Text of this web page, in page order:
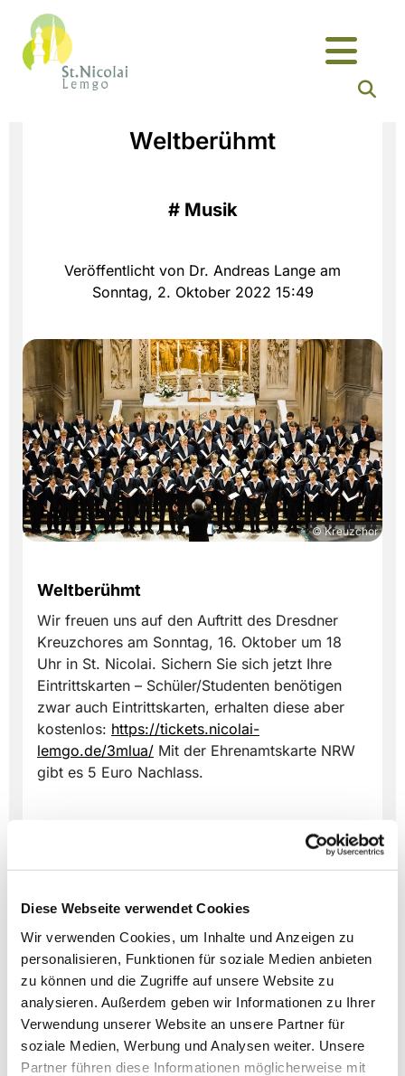
Diese Webseite verwendet Cookies
Wir verwenden Cookies, um Inhalte und Anzeigen zu
personalisieren, Funktionen für soziale Medien anbieten
zu können und die Zugriffe auf unsere Website zu
analysieren. Außerdem geben wir Informationen zu Ihrer
Verwendung unserer Website an unsere Partner für
soziale Medien, Werbung und Analysen weiter. Unsere
Partner führen diese Informationen möglicherweise mit
Weltberühmt
# Musik
Veröffentlicht von Dr. Andreas Lange am
Sonntag, 2. Oktober 2022 15:49
© Kreuzchor
Weltberühmt
Wir freuen uns auf den Auftritt des Dresdner
Kreuzchores am Sonntag, 16. Oktober um 18
Uhr in St. Nicolai. Sichern Sie sich jetzt Ihre
Eintrittskarten – Schüler/Studenten benötigen
zwar auch Eintrittskarten, erhalten diese aber
kostenlos: https://tickets.nicolai-
lemgo.de/3mlua/ Mit der Ehrenamtskarte NRW
gibt es 5 Euro Nachlass.
Dies könnte Sie auch
interessieren